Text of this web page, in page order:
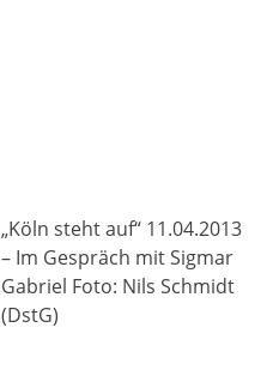
„Köln steht auf“ 11.04.2013
– Im Gespräch mit Sigmar
Gabriel Foto: Nils Schmidt
(DstG)